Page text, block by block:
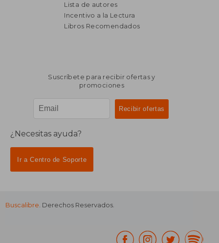
Lista de autores
Incentivo a la Lectura
Libros Recomendados
Suscríbete para recibir ofertas y
promociones
¿Necesitas ayuda?
Ir a Centro de Soporte
Buscalibre. Derechos Reservados.